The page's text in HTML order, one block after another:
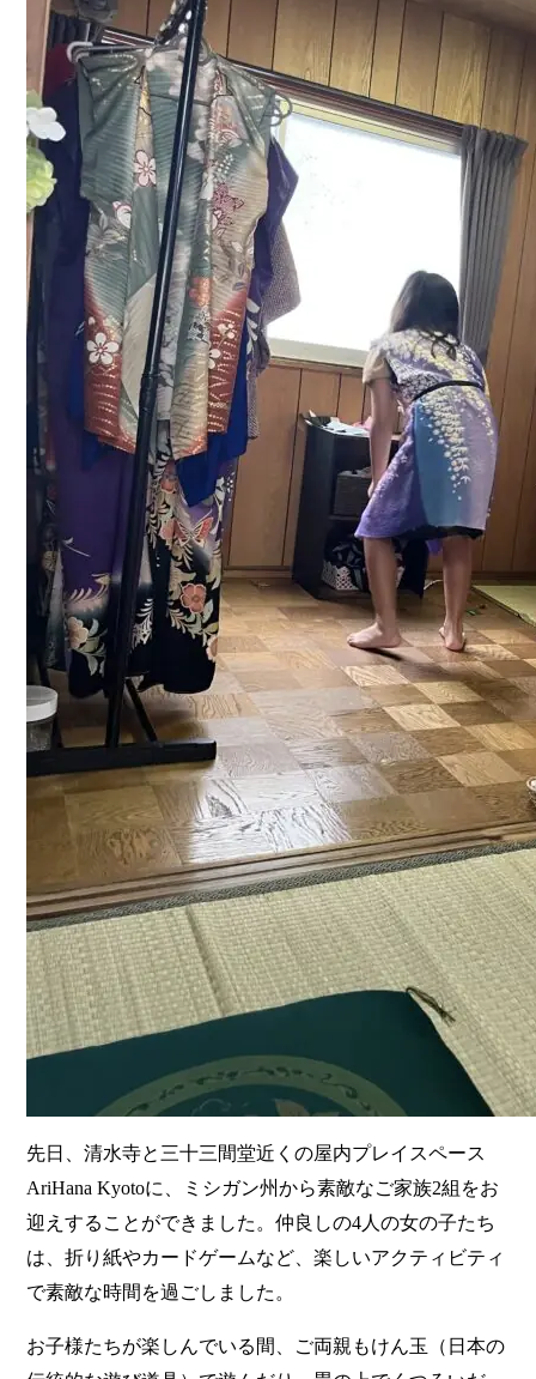
先日、清水寺と三十三間堂近くの屋内プレイスペース
AriHana Kyotoに、ミシガン州から素敵なご家族2組をお
迎えすることができました。仲良しの4人の女の子たち
は、折り紙やカードゲームなど、楽しいアクティビティ
で素敵な時間を過ごしました。
お子様たちが楽しんでいる間、ご両親もけん玉（日本の